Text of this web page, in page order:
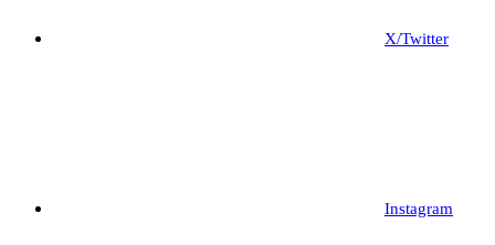
X/Twitter
Instagram